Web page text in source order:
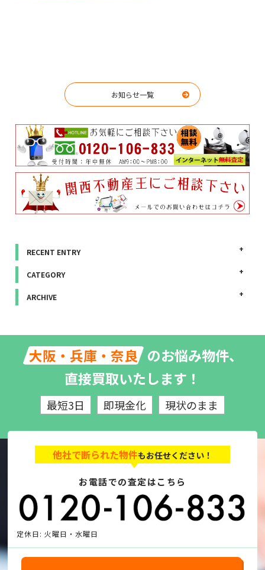
お知らせ一覧
RECENT ENTRY
CATEGORY
ARCHIVE
大阪・兵庫・奈良 のお悩み物件、
直接買取いたします！
最短3日 即現金化 現状のまま
他社で断られた物件もお任せください！
お電話での査定はこちら
定休日: 火曜日・水曜日